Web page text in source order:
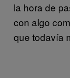
la hora de
con algo
que todavía